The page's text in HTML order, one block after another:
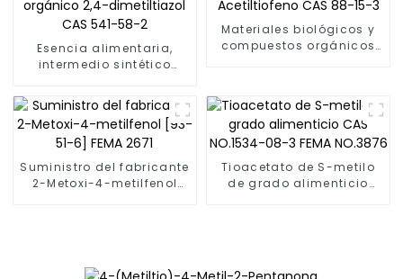
Esencia alimentaria,
intermedio sintético
dimetiltiazol CAS 541-
58-2
Materiales biológicos y
compuestos orgánicos
Suministro del fabricante
2-Metoxi-4-metilfenol
Tioacetato de S-metilo
de grado alimenticio